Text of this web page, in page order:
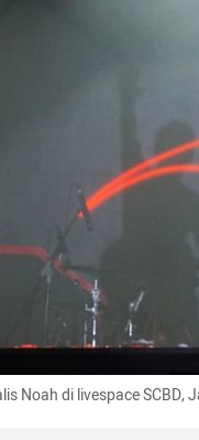
Noah di livespace